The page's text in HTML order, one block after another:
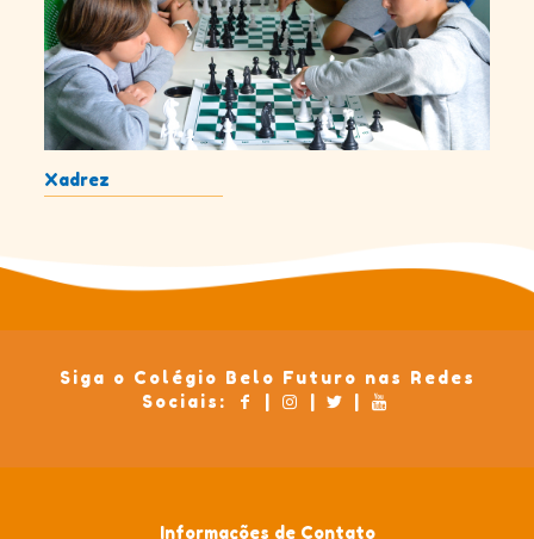
Xadrez
Siga o Colégio Belo Futuro nas Redes
Sociais:
| | |
Informações de Contato